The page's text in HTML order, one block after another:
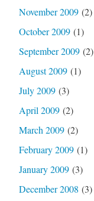
November 2009(2)
October 2009(1)
September 2009(2)
August 2009(1)
July 2009(3)
April 2009(2)
March 2009(2)
February 2009(1)
January 2009(3)
December 2008 (3)